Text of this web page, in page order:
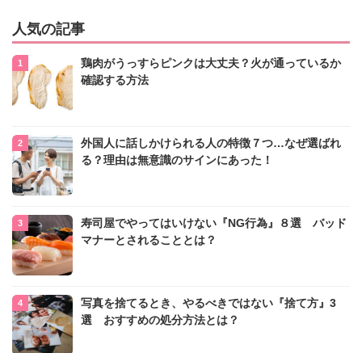
人気の記事
鶏肉がうっすらピンクは大丈夫？火が通っているか
確認する方法
外国人に話しかけられる人の特徴７つ…なぜ選ばれ
る？理由は無意識のサインにあった！
寿司屋でやってはいけない『NG行為』８選 バッド
マナーとされることとは？
写真を捨てるとき、やるべきではない『捨て方』3
選 おすすめの処分方法とは？